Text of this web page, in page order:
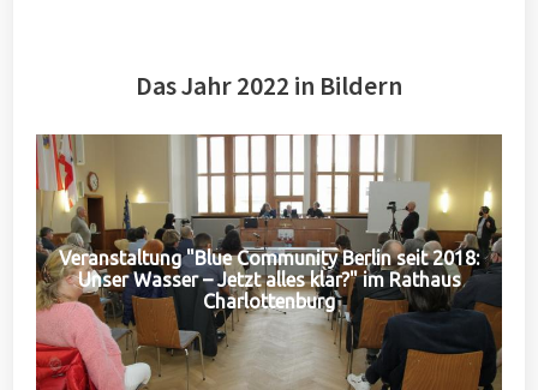
Das Jahr 2022 in Bildern
Veranstaltung "Blue Community Berlin seit 2018:
Unser Wasser – Jetzt alles klar?" im Rathaus
Charlottenburg